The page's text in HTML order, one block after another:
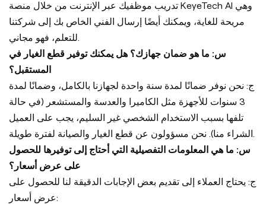
تدريب موظفيك عبر الإنترنت من خلال منصة KeyeTech AI وهي
مريحة للغاية، ويمكنك أيضًا إرسال الفني الخاص بك إلى شركتنا
للتعلم، فهو مجاني.
س: ما هو ضمان جهازك؟ هل يمكنك توفير قطع الغيار في
المستقبل؟
ج: نحن نوفر ضمانًا لمدة سنة واحدة لجهازنا بالكامل، وضمانًا لمدة
3 سنوات للأجهزة مثل الكاميرا والعدسة والمستشعر (في حالة
تلفها بسبب الاستخدام الشخصي غير السليم، يجب على العميل
الشراء منا). نحن مسؤولون عن قطع الغيار والصيانة لفترة طويلة.
س: ما هي المعلومات التفصيلية التي أحتاج إلى توفيرها للحصول
على عرض أسعار؟
ج: يحتاج العملاء إلى تقديم بعض الإجابات الدقيقة لنا للحصول على
عرض أسعار: